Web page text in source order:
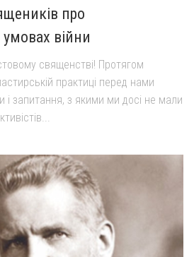
про
війни
священстві! Протягом
практиці перед нами
і запитання, з якими ми досі не мали